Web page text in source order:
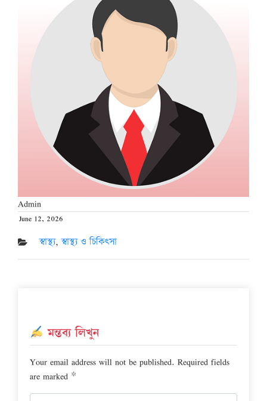
Admin
Posted
on
June 12, 2026
স্বাস্থ্য,স্বাস্থ্য ও চিকিৎসা
মন্তব্য লিখুন
Your email address will not be published. Required fields
are marked *